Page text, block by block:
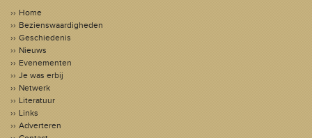
Home
Bezienswaardigheden
Geschiedenis
Nieuws
Evenementen
Je was erbij
Netwerk
Literatuur
Links
Adverteren